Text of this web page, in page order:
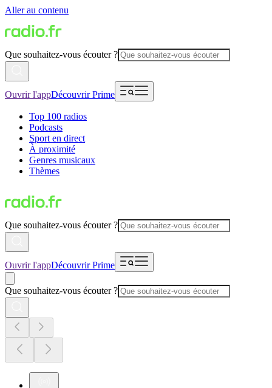
Aller au contenu
Que souhaitez-vous écouter ?
Ouvrir l'appDécouvrir Prime
Top 100 radios
Podcasts
Sport en direct
À proximité
Genres musicaux
Thèmes
Que souhaitez-vous écouter ?
Ouvrir l'appDécouvrir Prime
Que souhaitez-vous écouter ?